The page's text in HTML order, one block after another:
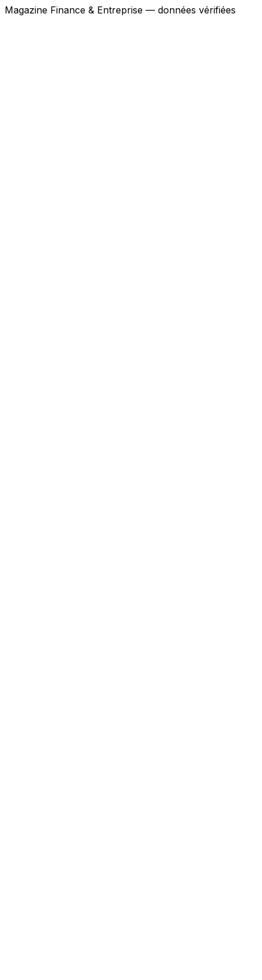
Magazine Finance & Entreprise — données vérifiées